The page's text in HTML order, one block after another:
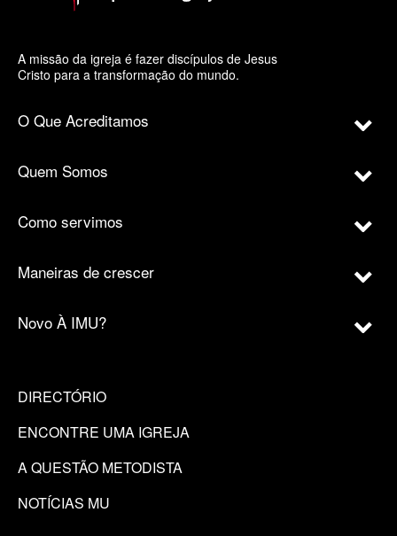
A missão da igreja é fazer discípulos de Jesus
Cristo para a transformação do mundo.
O Que Acreditamos
Quem Somos
Como servimos
Maneiras de crescer
Novo À IMU?
DIRECTÓRIO
ENCONTRE UMA IGREJA
A QUESTÃO METODISTA
NOTÍCIAS MU